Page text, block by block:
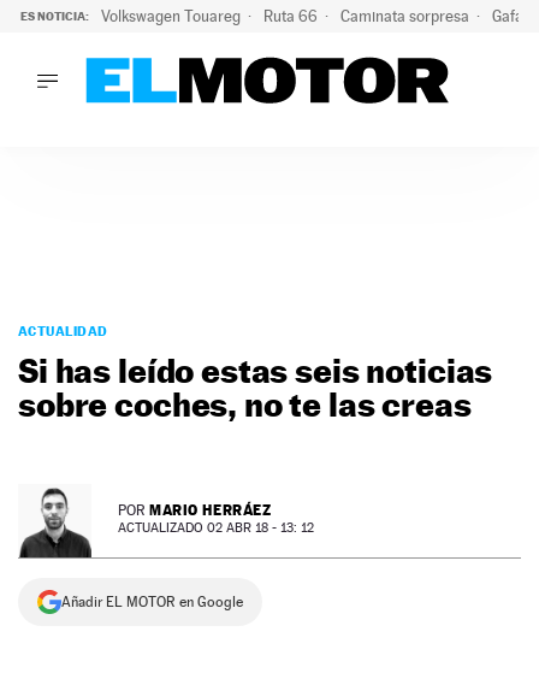
ES NOTICIA: Volkswagen Touareg Ruta 66 Caminata sorpresa Gafas
PODCAST
MOTOS
TECNOLOGÍA
PREMIOS
SERVICIOS
ACTUALIDAD
Si has leído estas seis noticias
sobre coches, no te las creas
POR MARIO HERRÁEZ
ACTUALIZADO 02 ABR 18 - 13: 12
Añadir EL MOTOR en Google